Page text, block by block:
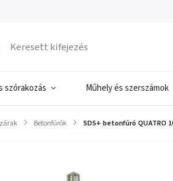
szórakozás Műhely és szerszámok
/ Betonfúrók / SDS+ betonfúró QUATRO